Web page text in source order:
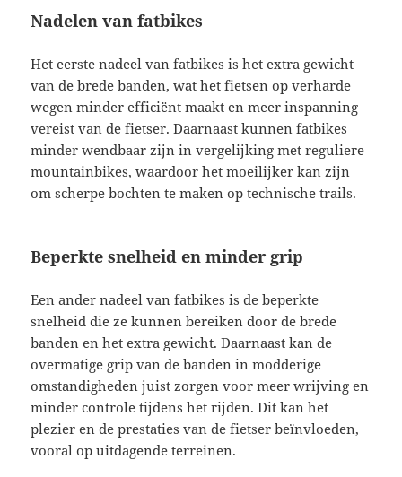
Nadelen van fatbikes
Het eerste nadeel van fatbikes is het extra gewicht
van de brede banden, wat het fietsen op verharde
wegen minder efficiënt maakt en meer inspanning
vereist van de fietser. Daarnaast kunnen fatbikes
minder wendbaar zijn in vergelijking met reguliere
mountainbikes, waardoor het moeilijker kan zijn
om scherpe bochten te maken op technische trails.
Beperkte snelheid en minder grip
Een ander nadeel van fatbikes is de beperkte
snelheid die ze kunnen bereiken door de brede
banden en het extra gewicht. Daarnaast kan de
overmatige grip van de banden in modderige
omstandigheden juist zorgen voor meer wrijving en
minder controle tijdens het rijden. Dit kan het
plezier en de prestaties van de fietser beïnvloeden,
vooral op uitdagende terreinen.